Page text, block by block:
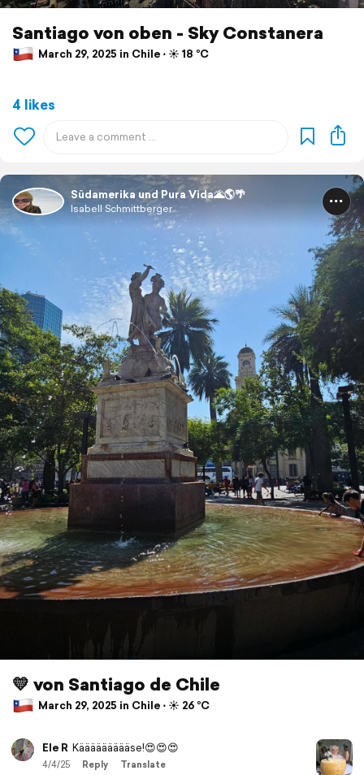
Santiago von oben - Sky Constanera
March 29, 2025 in Chile ⋅ ☀️ 18 °C
4 likes
Südamerika und Pura Vida🌋🌎🌴
Isabell Schmittberger
💛 von Santiago de Chile
March 29, 2025 in Chile ⋅ ☀️ 26 °C
Ele R Käääääääääse!😍😍😍
4/4/25 Reply Translate